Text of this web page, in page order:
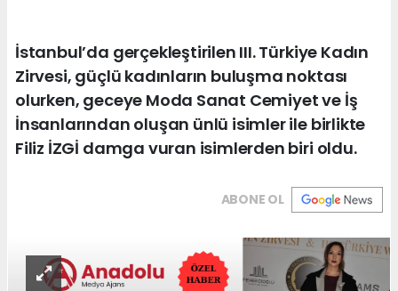
İstanbul’da gerçekleştirilen III. Türkiye Kadın
Zirvesi, güçlü kadınların buluşma noktası
olurken, geceye Moda Sanat Cemiyet ve İş
İnsanlarından oluşan ünlü isimler ile birlikte
Filiz İZGİ damga vuran isimlerden biri oldu.
ABONE OL